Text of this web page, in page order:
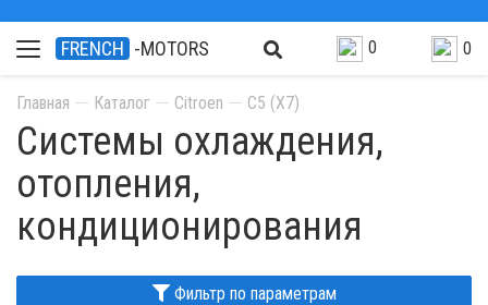
FRENCH -MOTORS 0 0
Главная Каталог Citroen C5 (X7)
Системы охлаждения,
отопления,
кондиционирования
Фильтр по параметрам